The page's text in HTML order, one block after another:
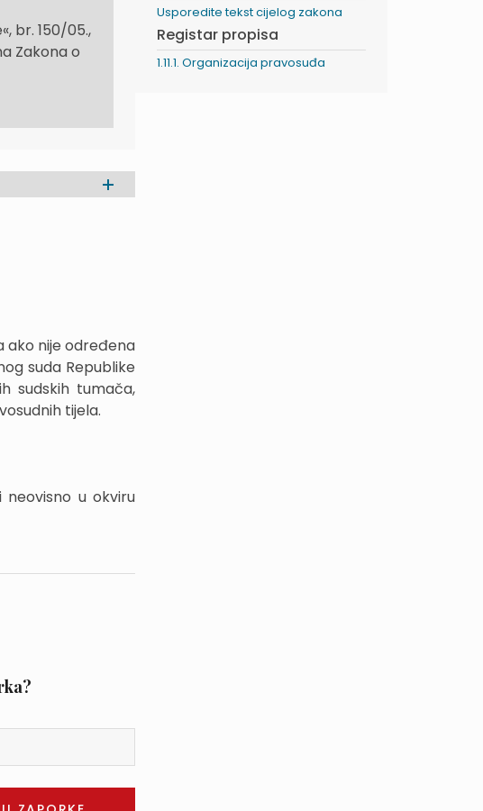
br. 150/05.,
Zakona o
ako nije određena
suda Republike
sudskih tumača,
tijela.
u okviru
Usporedite tekst cijelog zakona
Registar propisa
1.11.1. Organizacija pravosuđa